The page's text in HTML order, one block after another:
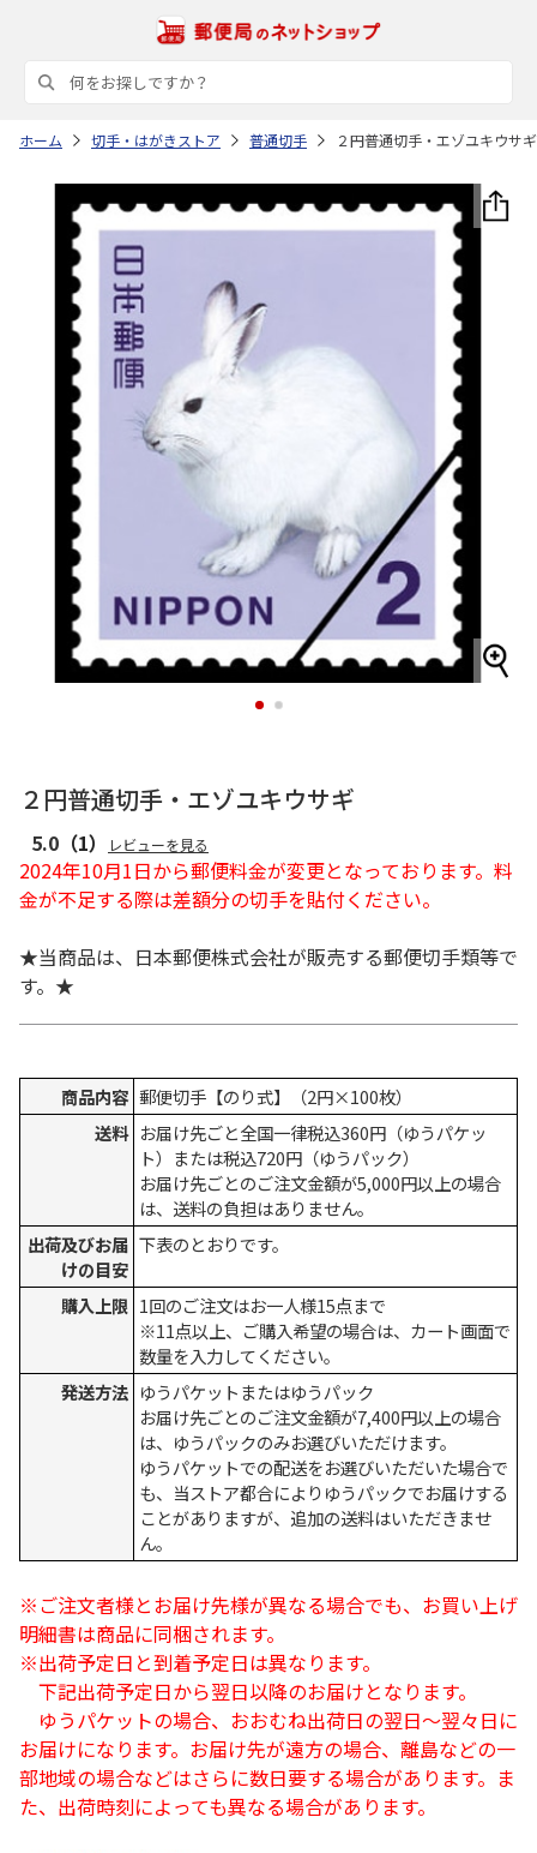
ホーム 切手・はがきストア 普通切手 ２円普通切手・エゾユキウサギ
1 2
２円普通切手・エゾユキウサギ
5.0 （1） レビューを見る
2024年10月1日から郵便料金が変更となっております。料
金が不足する際は差額分の切手を貼付ください。
★当商品は、日本郵便株式会社が販売する郵便切手類等で
す。★
商品内容 郵便切手【のり式】（2円×100枚）
送料 お届け先ごと全国一律税込360円（ゆうパケッ
ト）または税込720円（ゆうパック）
お届け先ごとのご注文金額が5,000円以上の場合
は、送料の負担はありません。
出荷及びお届
けの目安
下表のとおりです。
購入上限 1回のご注文はお一人様15点まで
※11点以上、ご購入希望の場合は、カート画面で
数量を入力してください。
発送方法 ゆうパケットまたはゆうパック
お届け先ごとのご注文金額が7,400円以上の場合
は、ゆうパックのみお選びいただけます。
ゆうパケットでの配送をお選びいただいた場合で
も、当ストア都合によりゆうパックでお届けする
ことがありますが、追加の送料はいただきませ
ん。
※ご注文者様とお届け先様が異なる場合でも、お買い上げ
明細書は商品に同梱されます。
※出荷予定日と到着予定日は異なります。
下記出荷予定日から翌日以降のお届けとなります。
ゆうパケットの場合、おおむね出荷日の翌日～翌々日に
お届けになります。お届け先が遠方の場合、離島などの一
部地域の場合などはさらに数日要する場合があります。ま
た、出荷時刻によっても異なる場合があります。